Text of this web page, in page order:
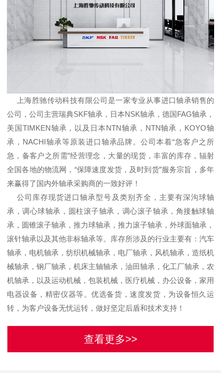
上海胜驰传动科技有限公司是一家专业从事进口轴承销售的
公司，公司主营瑞典SKF轴承，日本NSK轴承，德国FAG轴承，
美国TIMKEN轴承，以及日本NTN轴承，NTN轴承，KOYO轴
承，NACHI轴承等原装进口轴承品牌。公司本着“急客户之所
急，备客户之所需”经营理念，大量的现货，丰富的库存，辐射
全国各地的物流网，“保障速度发货，及时到货”服务宗旨，多年
来赢得了国内外轴承采购商的一致好评！
公司库存现货进口轴承型号及类别齐全，主要有深沟球轴
承，调心球轴承，圆柱滚子轴承，调心滚子轴承，角接触球轴
承，圆锥滚子轴承，推力球轴承，推力滚子轴承，外球面轴承，
滚针轴承以及其他非标轴承等。库存所涉及的行业主要有：汽车
轴承，电机轴承，纺织机械轴承，电厂轴承，风机轴承，造纸机
械轴承，钢厂轴承，机床主轴轴承，油田轴承，化工厂轴承，农
机轴承，以及运动机械，包装机械，医疗机械，办公设备，家用
电器设备，精密仪器等。优选备货，速度发货，为设备恒久运
转，为客户设备无忧运转，做好坚定后盾和技术支持！
查看更多>>